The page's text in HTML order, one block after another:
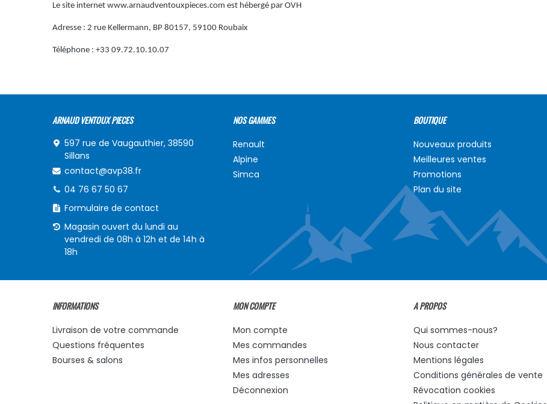
Le site internet www.arnaudventouxpieces.com est hébergé par OVH
Adresse : 2 rue Kellermann, BP 80157, 59100 Roubaix
Téléphone : +33 09.72.10.10.07
ARNAUD VENTOUX PIECES
597 rue de Vaugauthier, 38590
Sillans
contact@avp38.fr
04 76 67 50 67
Formulaire de contact
Magasin ouvert du lundi au
vendredi de 08h à 12h et de 14h à
18h
NOS GAMMES
Renault
Alpine
Simca
BOUTIQUE
Nouveaux produits
Meilleures ventes
Promotions
Plan du site
INFORMATIONS
Livraison de votre commande
Questions fréquentes
Bourses & salons
MON COMPTE
Mon compte
Mes commandes
Mes infos personnelles
Mes adresses
Déconnexion
A PROPOS
Qui sommes-nous?
Nous contacter
Mentions légales
Conditions générales de vente
Révocation cookies